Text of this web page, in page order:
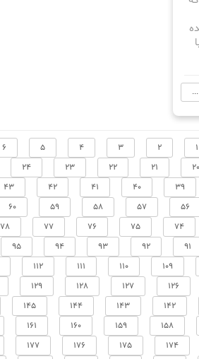
شده
...
1
2
3
4
5
6
20
21
22
23
24
39
40
41
42
43
56
57
58
59
60
74
75
76
77
78
91
92
93
94
95
109
110
111
112
126
127
128
129
142
143
144
145
158
159
160
161
174
175
176
177